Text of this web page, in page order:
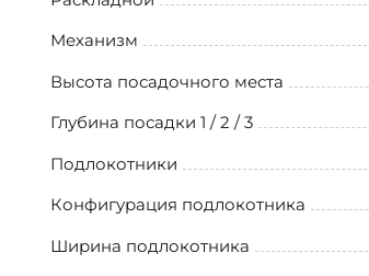
Механизм
Высота посадочного места
Глубина посадки 1 / 2 / 3
Подлокотники
Конфигурация подлокотника
Ширина подлокотника